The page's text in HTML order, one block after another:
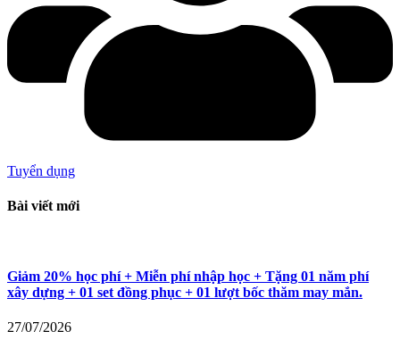
Tuyển dụng
Bài viết mới
Giảm 20% học phí + Miễn phí nhập học + Tặng 01 năm phí
xây dựng + 01 set đồng phục + 01 lượt bốc thăm may mắn.
27/07/2026